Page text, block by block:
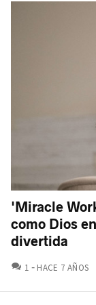
'Miracle
como Dios
divertida
1 COMENTARIOS
HACE 7 AÑOS